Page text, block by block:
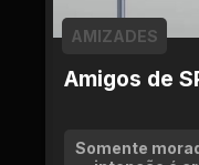
Amigos de
AMIZADES
Somente